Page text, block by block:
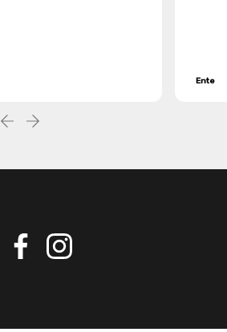
Ente
Precedente
successiva